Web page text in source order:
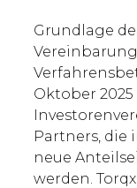
Grundlage
Oktober
Partners, die
neue
werden.